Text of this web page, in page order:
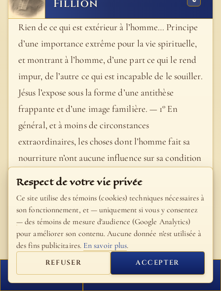
Fillion
Rien de ce qui est extérieur à l’homme… Principe
d’une importance extrême pour la vie spirituelle,
et montrant à l’homme, d’une part ce qui le rend
impur, de l’autre ce qui est incapable de le souiller.
Jésus l’expose sous la forme d’une antithèse
frappante et d’une image familière. — 1° En
général, et à moins de circonstances
extraordinaires, les choses dont l’homme fait sa
nourriture n’ont aucune influence sur sa condition
morale. Peu importe qu’il absorbe tel ou tel mets,
tel ou tel breuvage ; il importe moins encore qu’il
se mette à table sans s’être auparavant lavé les
mains. Ce sont là des faits qui se passent en dehors
de son âme : ils ne sauraient donc le rendre impur
et profane. — 2° Il n’en est pas de même de ce qui
sort de l’homme : voilà (avec emphase) ce qui,
faisant partie de son être le plus intime, peut
FERMER PROCHAIN VERSET
Respect de votre vie privée
Ce site utilise des témoins (cookies) techniques nécessaires à
son fonctionnement, et — uniquement si vous y consentez
— des témoins de mesure d'audience (Google Analytics)
pour améliorer son contenu. Aucune donnée n'est utilisée à
des fins publicitaires. En savoir plus.
REFUSER ACCEPTER